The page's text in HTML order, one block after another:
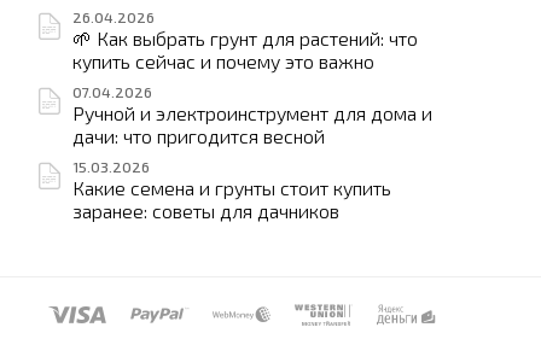
26.04.2026
🌱 Как выбрать грунт для растений: что
купить сейчас и почему это важно
07.04.2026
Ручной и электроинструмент для дома и
дачи: что пригодится весной
15.03.2026
Какие семена и грунты стоит купить
заранее: советы для дачников